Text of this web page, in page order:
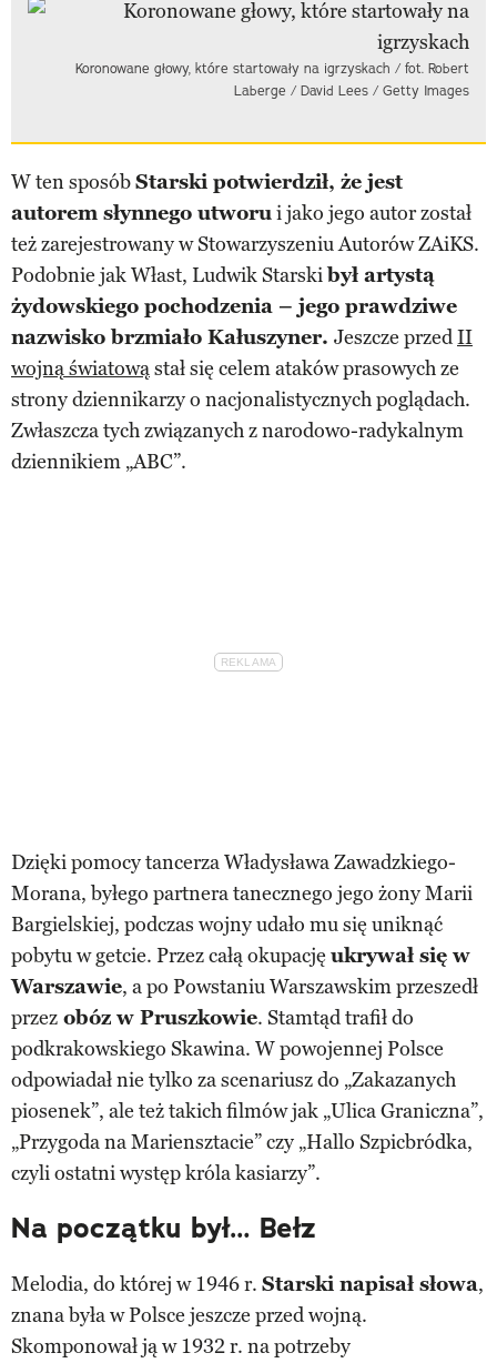
Koronowane głowy, które startowały na igrzyskach / fot. Robert
Laberge / David Lees / Getty Images
W ten sposóbStarski potwierdził, że jest
autorem słynnego utworui jako jego autor został
też zarejestrowany w Stowarzyszeniu Autorów ZAiKS.
Podobnie jak Włast, Ludwik Starskibył artystą
żydowskiego pochodzenia – jego prawdziwe
nazwisko brzmiało Kałuszyner. Jeszcze przedII
wojną światowąstał się celem ataków prasowych ze
strony dziennikarzy o nacjonalistycznych poglądach.
Zwłaszcza tych związanych z narodowo-radykalnym
dziennikiem „ABC”.
Dzięki pomocy tancerza Władysława Zawadzkiego-
Morana, byłego partnera tanecznego jego żony Marii
Bargielskiej, podczas wojny udało mu się uniknąć
pobytu w getcie. Przez całą okupację ukrywał się w
Warszawie, a po Powstaniu Warszawskim przeszedł
przez obóz w Pruszkowie. Stamtąd trafił do
podkrakowskiego Skawina. W powojennej Polsce
odpowiadał nie tylko za scenariusz do „Zakazanych
piosenek”, ale też takich filmów jak „Ulica Graniczna”,
„Przygoda na Mariensztacie” czy „Hallo Szpicbródka,
czyli ostatni występ króla kasiarzy”.
Na początku był… Bełz
Melodia, do której w 1946 r. Starski napisał słowa,
znana była w Polsce jeszcze przed wojną.
Skomponował ją w 1932 r. na potrzeby